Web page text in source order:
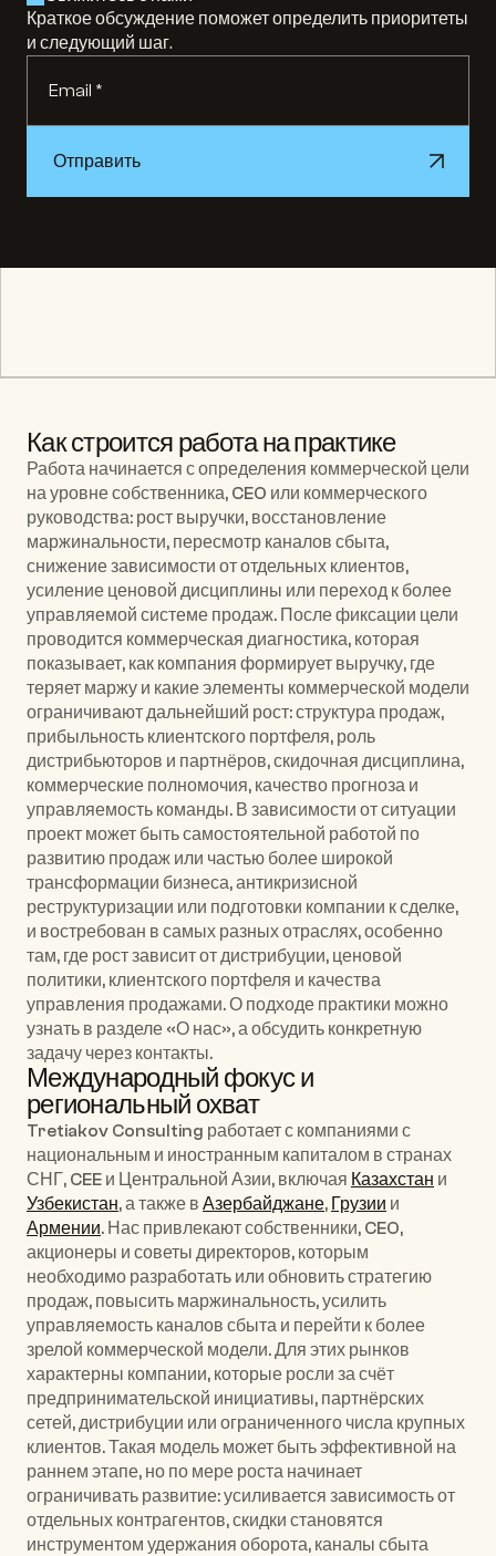
Краткое обсуждение поможет определить приоритеты
и следующий шаг.
Отправить
Как строится работа на практике
Работа начинается с определения коммерческой цели
на уровне собственника, CEO или коммерческого
руководства: рост выручки, восстановление
маржинальности, пересмотр каналов сбыта,
снижение зависимости от отдельных клиентов,
усиление ценовой дисциплины или переход к более
управляемой системе продаж. После фиксации цели
проводится коммерческая диагностика, которая
показывает, как компания формирует выручку, где
теряет маржу и какие элементы коммерческой модели
ограничивают дальнейший рост: структура продаж,
прибыльность клиентского портфеля, роль
дистрибьюторов и партнёров, скидочная дисциплина,
коммерческие полномочия, качество прогноза и
управляемость команды. В зависимости от ситуации
проект может быть самостоятельной работой по
трансформации бизнеса, антикризисной
реструктуризации или подготовки компании к сделке,
и востребован в самых разных отраслях, особенно
там, где рост зависит от дистрибуции, ценовой
политики, клиентского портфеля и качества
управления продажами. О подходе практики можно
узнать в разделе «О нас», а обсудить конкретную
задачу через контакты.
Международный фокус и
региональный охват
Tretiakov Consulting работает с компаниями с
национальным и иностранным капиталом в странах
СНГ, CEE и Центральной Азии, включая Казахстан
Узбекистан, а также в Азербайджане, Грузии
Армении. Нас привлекают собственники, CEO,
акционеры и советы директоров, которым
необходимо разработать или обновить стратегию
продаж, повысить маржинальность, усилить
управляемость каналов сбыта и перейти к более
зрелой коммерческой модели. Для этих рынков
характерны компании, которые росли за счёт
предпринимательской инициативы, партнёрских
сетей, дистрибуции или ограниченного числа крупных
клиентов. Такая модель может быть эффективной на
раннем этапе, но по мере роста начинает
ограничивать развитие: усиливается зависимость от
отдельных контрагентов, скидки становятся
инструментом удержания оборота, каналы сбыта